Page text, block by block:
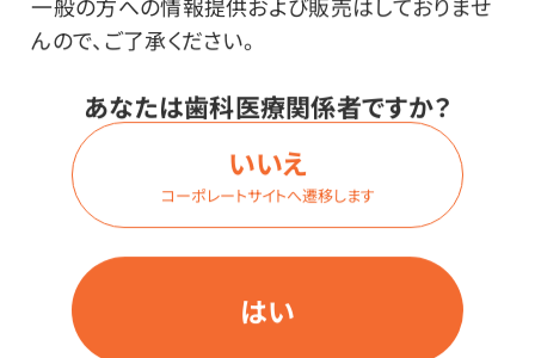
んので、ご了承ください。
あなたは歯科医療関係者ですか？
はい
いいえ
コーポレートサイトへ遷移します
ログイン
商品番号：
在庫： ○